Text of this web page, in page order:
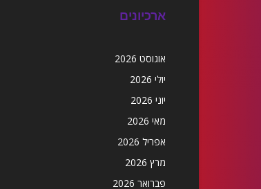
ארכיונים
אוגוסט 2026
יולי 2026
יוני 2026
מאי 2026
אפריל 2026
מרץ 2026
פברואר 2026